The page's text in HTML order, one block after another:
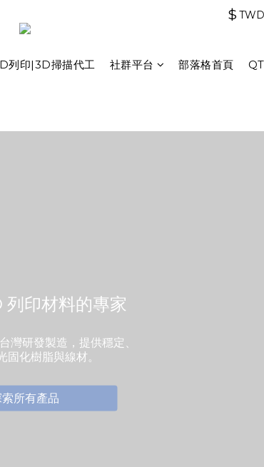
$ TWD
列印|3D掃描代工 社群平台 部落格首頁
材 - 全新 15 色登
場
多可能，兼具速度與精度
立即選購